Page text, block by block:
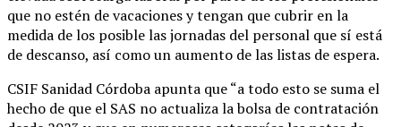
que no estén de vacaciones y tengan que cubrir en la
medida de los posible las jornadas del personal que sí está
de descanso, así como un aumento de las listas de espera.
CSIF Sanidad Córdoba apunta que “a todo esto se suma el
hecho de que el SAS no actualiza la bolsa de contratación